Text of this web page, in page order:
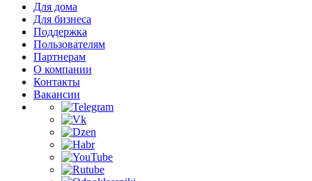
Для дома
Для бизнеса
Поддержка
Пользователям
Партнерам
О компании
Контакты
Вакансии